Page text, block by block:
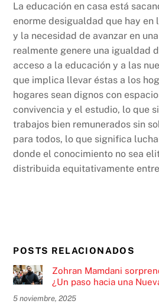
La educación en casa está
enorme desigualdad que hay en
y la necesidad de avanzar en
realmente genere una igualdad
acceso a la educación y a las
que implica llevar éstas a los
hogares sean dignos con
convivencia y el estudio, lo que
trabajos bien remunerados sin
para todos, lo que significa
donde el conocimiento no sea
distribuida equitativamente
POSTS RELACIONADOS
Zohran Mamdani
¿Un paso hacia una
5 noviembre, 2025